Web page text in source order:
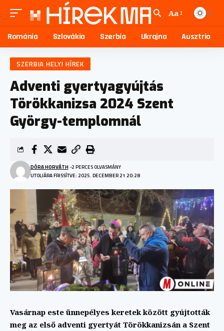
Aa
Románia Szlovákia Szerbia Ukrajna Ausztria
SZERBIA HELYI HÍREK
Adventi gyertyagyújtás
Törökkanizsa 2024 Szent
György-templomnál
UTOLJÁRA FRISSÍTVE: 2025. DECEMBER 21 20:28
DÓRA HORVÁTH 2 PERCES OLVASMÁNY
Vasárnap este ünnepélyes keretek között gyújtották
meg az első adventi gyertyát Törökkanizsán a Szent